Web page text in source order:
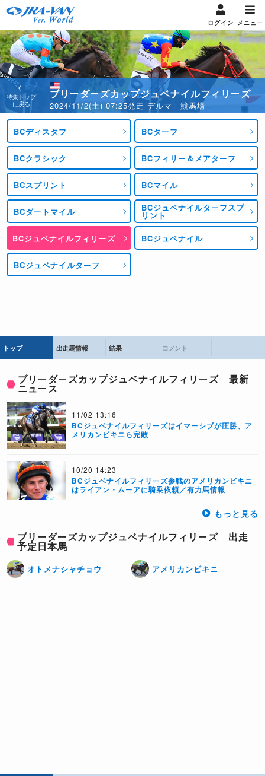
ログイン メニュー
特集トップ
に戻る
ブリーダーズカップジュベナイルフィリーズ
2024/11/2(土) 07:25発走 デルマー競馬場
BCディスタフ BCターフ
BCクラシック BCフィリー＆メアターフ
BCスプリント BCマイル
BCダートマイル BCジュベナイルターフスプ
リント
BCジュベナイルフィリーズ BCジュベナイル
BCジュベナイルターフ
トップ 出走馬情報 結果 コメント
ブリーダーズカップジュベナイルフィリーズ 最新
ニュース
11/02 13:16
BCジュベナイルフィリーズはイマーシブが圧勝、ア
メリカンビキニら完敗
10/20 14:23
BCジュベナイルフィリーズ参戦のアメリカンビキニ
はライアン・ムーアに騎乗依頼／有力馬情報
もっと見る
ブリーダーズカップジュベナイルフィリーズ 出走
予定日本馬
オトメナシャチョウ アメリカンビキニ